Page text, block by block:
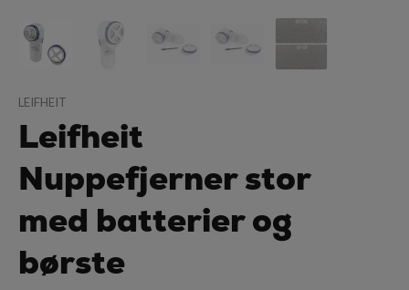
LEIFHEIT
Leifheit
Nuppefjerner stor
med batterier og
børste